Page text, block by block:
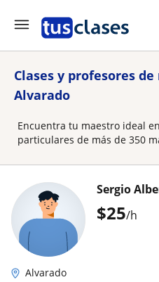
Clases y profesores
Alvarado
Encuentra tu maestro ideal
particulares de más de 350
$25/h
Sergio
Alvarado